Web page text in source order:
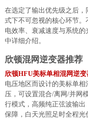
在选定了输出优先级之后
式下不可忽视的核心环节
电效率、衰减速度与系统
中详细介绍。
欣顿混网逆变器推荐
欣顿HFU美标单相混网逆变
电压地区而设计的美标单
压，可设置混合/离网/并网
行模式，高频纯正弦波输
保障，白天光照足时全程